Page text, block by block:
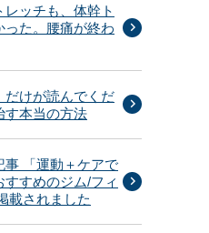
レッチも、体幹ト
った。腰痛が終わ
だけが読んでくだ
す本当の方法
事 「運動＋ケアで
すめのジム/フィ
載されました